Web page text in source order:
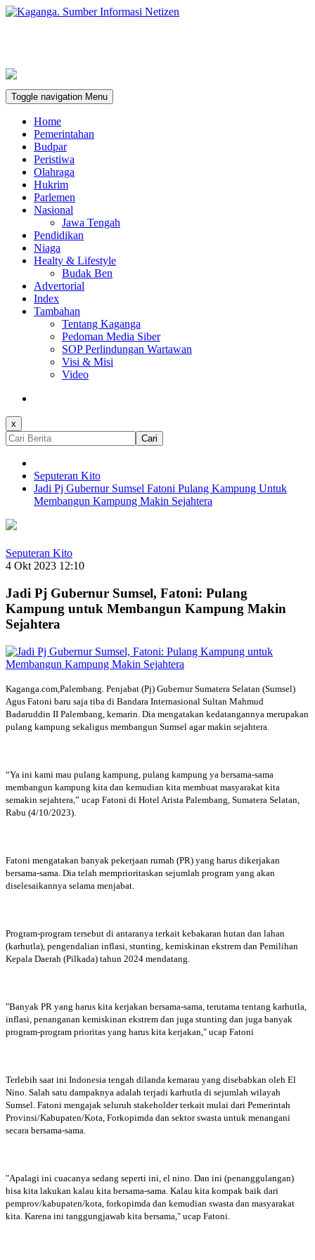
Toggle navigation Menu
Home
Pemerintahan
Budpar
Peristiwa
Olahraga
Hukrim
Parlemen
Nasional
Jawa Tengah
Pendidikan
Niaga
Healty & Lifestyle
Budak Ben
Advertorial
Index
Tambahan
Tentang Kaganga
Pedoman Media Siber
SOP Perlindungan Wartawan
Visi & Misi
Video
x
Cari
Seputeran Kito
Jadi Pj Gubernur Sumsel Fatoni Pulang Kampung Untuk
Membangun Kampung Makin Sejahtera
Seputeran Kito
4 Okt 2023 12:10
Jadi Pj Gubernur Sumsel, Fatoni: Pulang
Kampung untuk Membangun Kampung Makin
Sejahtera
Kaganga.com,Palembang. Penjabat (Pj) Gubernur Sumatera Selatan (Sumsel)
Agus Fatoni baru saja tiba di Bandara Internasional Sultan Mahmud
Badaruddin II Palembang, kemarin. Dia mengatakan kedatangannya merupakan
pulang kampung sekaligus membangun Sumsel agar makin sejahtera.
“Ya ini kami mau pulang kampung, pulang kampung ya bersama-sama
membangun kampung kita dan kemudian kita membuat masyarakat kita
semakin sejahtera,” ucap Fatoni di Hotel Arista Palembang, Sumatera Selatan,
Rabu (4/10/2023).
Fatoni mengatakan banyak pekerjaan rumah (PR) yang harus dikerjakan
bersama-sama. Dia telah memprioritaskan sejumlah program yang akan
diselesaikannya selama menjabat.
Program-program tersebut di antaranya terkait kebakaran hutan dan lahan
(karhutla), pengendalian inflasi, stunting, kemiskinan ekstrem dan Pemilihan
Kepala Daerah (Pilkada) tahun 2024 mendatang.
"Banyak PR yang harus kita kerjakan bersama-sama, terutama tentang karhutla,
inflasi, penanganan kemiskinan ekstrem dan juga stunting dan juga banyak
program-program prioritas yang harus kita kerjakan," ucap Fatoni
Terlebih saat ini Indonesia tengah dilanda kemarau yang disebabkan oleh El
Nino. Salah satu dampaknya adalah terjadi karhutla di sejumlah wilayah
Sumsel. Fatoni mengajak seluruh stakeholder terkait mulai dari Pemerintah
Provinsi/Kabupaten/Kota, Forkopimda dan sektor swasta untuk menangani
secara bersama-sama.
"Apalagi ini cuacanya sedang seperti ini, el nino. Dan ini (penanggulangan)
bisa kita lakukan kalau kita bersama-sama. Kalau kita kompak baik dari
pemprov/kabupaten/kota, forkopimda dan kemudian swasta dan masyarakat
kita. Karena ini tanggungjawab kita bersama," ucap Fatoni.